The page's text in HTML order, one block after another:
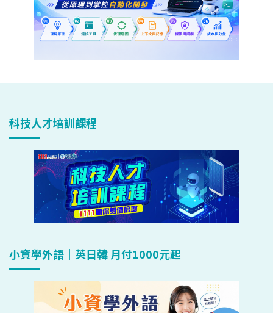
科技人才培訓課程
小資學外語｜英日韓 月付1000元起